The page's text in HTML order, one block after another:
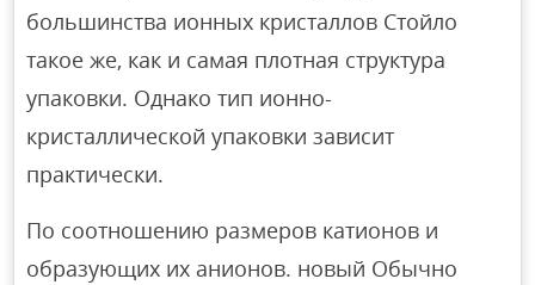
большинства ионных кристаллов Стойло
такое же, как и самая плотная структура
упаковки. Однако тип ионно-
кристаллической упаковки зависит
практически.
По соотношению размеров катионов и
образующих их анионов. новый Обычно